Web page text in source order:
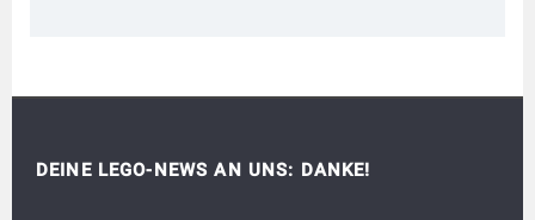
DEINE LEGO-NEWS AN UNS: DANKE!